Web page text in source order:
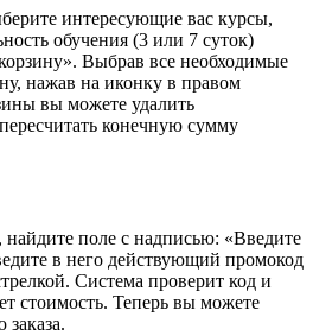
интересующие вас курсы,
обучения (3 или 7 суток)
Выбрав все необходимые
нажав на иконку в правом
вы можете удалить
конечную сумму
найдите поле с надписью: «Введите
в него действующий промокод
Система проверит код и
стоимость. Теперь вы можете